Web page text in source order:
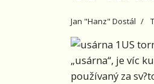
Jan "Hanz" Dostál
US
„usárna“, je víc
používaný za